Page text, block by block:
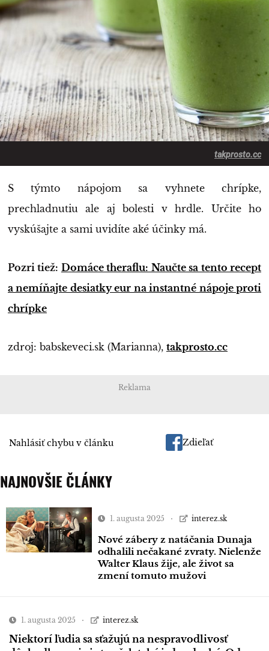
takprosto.cc
S týmto nápojom sa vyhnete chrípke,
prechladnutiu ale aj bolesti v hrdle. Určite ho
vyskúšajte a sami uvidíte aké účinky má.
Pozri tiež: Domáce theraflu: Naučte sa tento recept
a nemíňajte desiatky eur na instantné nápoje proti
chrípke
zdroj: babskeveci.sk (Marianna), takprosto.cc
Reklama
Nahlásiť chybu v článku Zdieľať
NAJNOVŠIE ČLÁNKY
1. augusta 2025 interez.sk
Nové zábery z natáčania Dunaja
odhalili nečakané zvraty. Nielenže
Walter Klaus žije, ale život sa
zmení tomuto mužovi
1. augusta 2025 interez.sk
Niektorí ľudia sa sťažujú na nespravodlivosť